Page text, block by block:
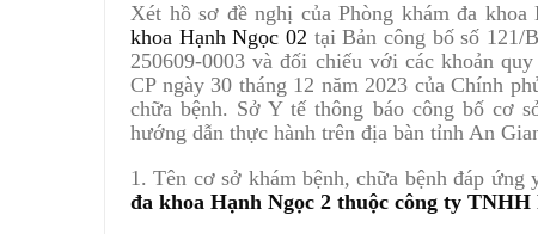
Xét hồ sơ đề nghị của Phòng khám đa khoa
khoa Hạnh Ngọc 02 tại Bản công bố số
250609-0003 và đối chiếu với các khoản
CP ngày 30 tháng 12 năm 2023 của Chính
chữa bệnh. Sở Y tế thông báo công bố cơ
hướng dẫn thực hành trên địa bàn tỉnh An
1. Tên cơ sở khám bệnh, chữa bệnh đáp
đa khoa Hạnh Ngọc 2 thuộc công ty